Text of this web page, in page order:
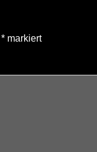
*markiert